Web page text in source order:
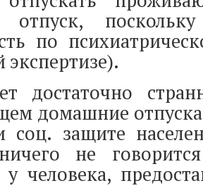
отпуск,
по
экспертизе).
достаточно
домашние
соц. защите
не
у человека,